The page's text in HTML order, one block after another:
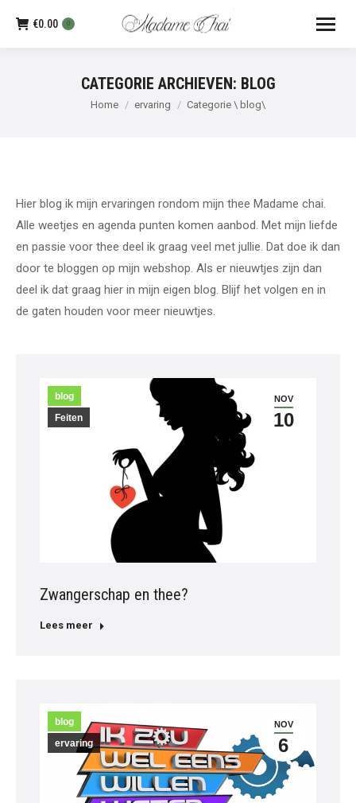
€0.00 0
CATEGORIE ARCHIEVEN: BLOG
Je bent hier:
Home ervaring Categorie \ blog\
Hier blog ik mijn ervaringen rondom mijn thee Madame chai.
Alle weetjes en agenda punten komen aanbod. Met mijn liefde
en passie voor thee deel ik graag veel met jullie. Dat doe ik dan
door te bloggen op mijn webshop. Als er nieuwtjes zijn dan
deel ik dat graag hier in mijn eigen blog. Blijf het volgen en in
de gaten houden voor meer nieuwtjes.
NOV
10
blog
Feiten
Zwangerschap en thee?
Lees meer
NOV
6
blog
ervaring